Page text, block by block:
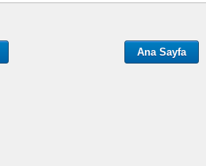
Ana Sayfa